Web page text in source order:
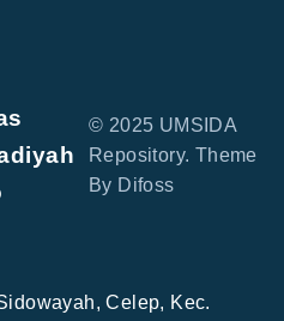
© 2025 UMSIDA
Repository. Theme
By Difoss
Celep, Kec.